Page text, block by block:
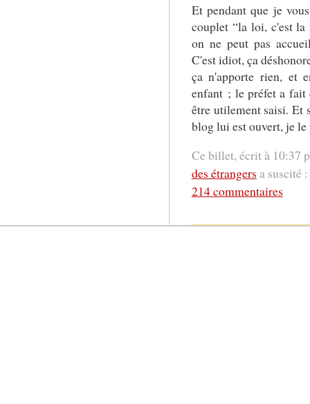
Et pendant que je
couplet “la loi, c'est
on ne peut pas
C'est idiot, ça
ça n'apporte rien, et
enfant ; le préfet a fait
être utilement saisi. Et
blog lui est ouvert, je
Ce billet, écrit à 10:37
des étrangers a suscité :
214 commentaires